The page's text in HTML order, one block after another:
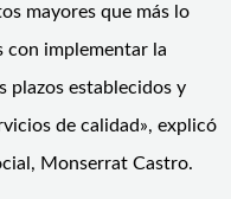
mayores que más lo
con implementar la
plazos establecidos y
de calidad», explicó
Monserrat Castro.